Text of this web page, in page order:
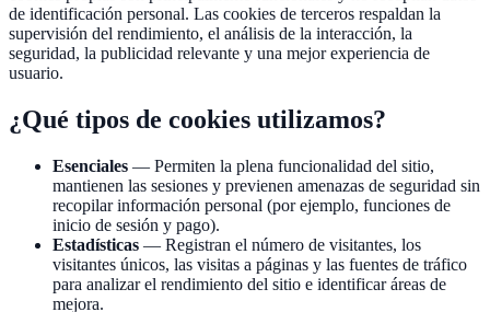
de identificación personal. Las cookies de terceros respaldan la
supervisión del rendimiento, el análisis de la interacción, la
seguridad, la publicidad relevante y una mejor experiencia de
usuario.
¿Qué tipos de cookies utilizamos?
Esenciales — Permiten la plena funcionalidad del sitio,
mantienen las sesiones y previenen amenazas de seguridad sin
recopilar información personal (por ejemplo, funciones de
inicio de sesión y pago).
Estadísticas — Registran el número de visitantes, los
visitantes únicos, las visitas a páginas y las fuentes de tráfico
para analizar el rendimiento del sitio e identificar áreas de
mejora.